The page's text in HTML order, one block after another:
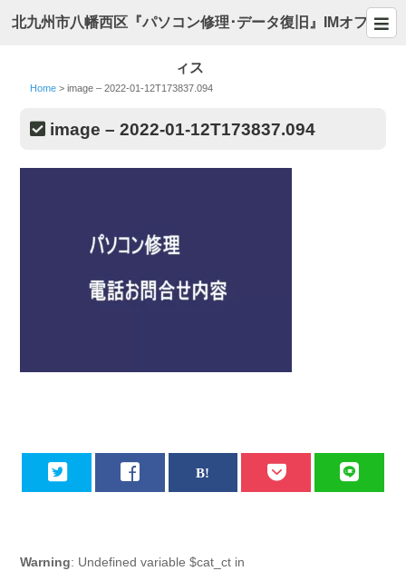
北九州市八幡西区『パソコン修理･データ復旧』IMオフ
ィス
Home >image – 2022-01-12T173837.094
image – 2022-01-12T173837.094
Warning: Undefined variable $cat_ct in